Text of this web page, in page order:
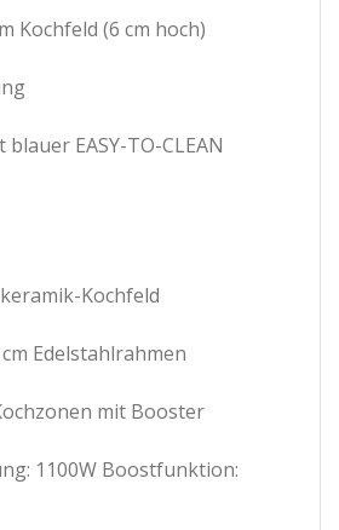
Kochfeld (6 cm hoch)
blauer EASY-TO-CLEAN
Kochfeld
Edelstahlrahmen
mit Booster
1100W Boostfunktion: